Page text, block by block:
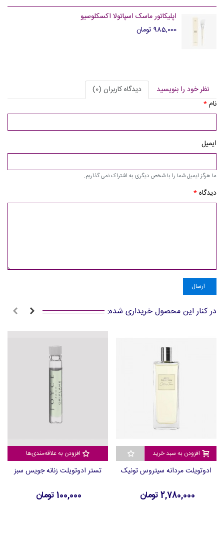
اپلیکاتور ماسک اسپاتولا اکسکلوسیو
985,000 تومان
نظر خود را بنویسید
دیدگاه کاربران (0)
نام*
ایمیل
ما هرگز ایمیل شما را با شخص دیگری به اشتراک نمی گذاریم.
دیدگاه*
ارسال
در کنار این محصول خریداری شده:
افزودن به سبد خرید
ادوتویلت مردانه سیتروس تونیک
2,780,000 تومان
افزودن به علاقه‌مندی‌ها
تستر ادوتویلت زنانه جویس سبز
100,000 تومان